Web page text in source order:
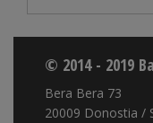
© 2014 - 2019
Bera Bera 73
20009 Donostia /